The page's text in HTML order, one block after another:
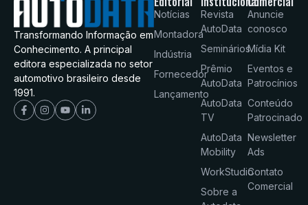
Transformando Informação em
Conhecimento. A principal
editora especializada no setor
automotivo brasileiro desde
1991.
Notícias
Montadora
Indústria
Fornecedor
Lançamento
Revista
AutoData
Seminários
Prêmio
AutoData
AutoData
TV
AutoData
Mobility
WorkStudio
Sobre a
Anuncie
conosco
Mídia Kit
Eventos e
Patrocínios
Conteúdo
Patrocinado
Newsletter
Ads
Contato
Comercial